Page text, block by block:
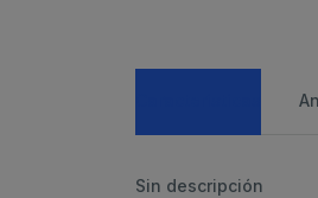
Sin descripción